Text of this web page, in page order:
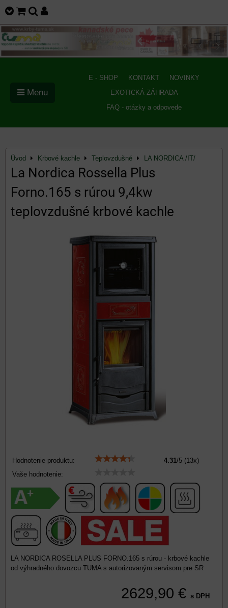
E - SHOP KONTAKT
NOVINKY
EXOTICKÁ ZÁHRADA
FAQ - otázky a odpovede
Menu
Úvod Krbové kachle Teplovzdušné LA NORDICA /IT/
La Nordica Rossella Plus
Forno.165 s rúrou 9,4kw
teplovzdušné krbové kachle
Hodnotenie produktu: 4.31/5 (13x)
Vaše hodnotenie:
LA NORDICA ROSELLA PLUS FORNO.165 s rúrou - krbové kachle
od výhradného dovozcu TUMA s autorizovaným servisom pre SR
2629,90 € s DPH